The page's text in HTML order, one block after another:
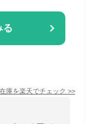
る
庫を楽天でチェック >>